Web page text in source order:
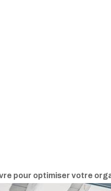
pour optimiser votre